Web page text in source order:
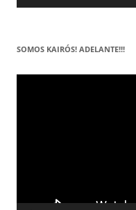
SOMOS KAIRÓS! ADELANTE!!!
Reproductor